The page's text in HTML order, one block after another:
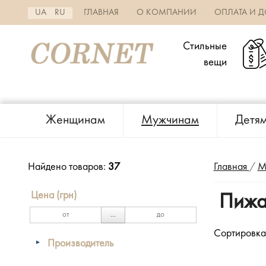
UA RU ГЛАВНАЯ О КОМПАНИИ ОПЛАТА И
Стильные
вещи
Женщинам Мужчинам
Найдено товаров: 37
Цена (грн)
...
Производитель
Главная /